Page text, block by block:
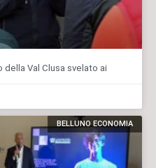
della Val Clusa svelato ai
BELLUNO ECONOMIA